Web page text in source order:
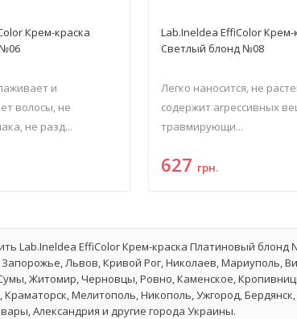
Крем-краска
и
волосы, не
не разд...
Lab.Ineldea EffiColor Крем-
Светлый блонд №08
Легко наносится, не
содержит агрессивных
травмирующи...
627 грн.
Lab.Ineldea EffiColor Крем-краска Платиновый блонд
Львов, Кривой Рог, Николаев, Мариуполь,
Житомир, Черновцы, Ровно, Каменское,
Краматорск, Мелитополь, Никополь, Ужгород,
Александрия и другие города Украины.